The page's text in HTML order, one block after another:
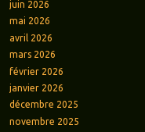
juin 2026
mai 2026
avril 2026
mars 2026
février 2026
janvier 2026
décembre 2025
novembre 2025